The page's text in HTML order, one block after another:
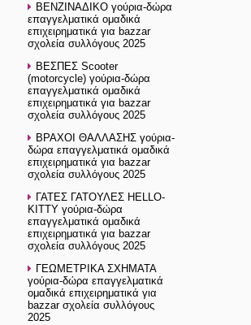
ΒΕΝΖΙΝΑΔΙΚΟ γούρια-δώρα
επαγγελματικά ομαδικά
επιχειρηματικά για bazzar
σχολεία συλλόγους 2025
ΒΕΣΠΕΣ Scooter
(motorcycle) γούρια-δώρα
επαγγελματικά ομαδικά
επιχειρηματικά για bazzar
σχολεία συλλόγους 2025
ΒΡΑΧΟΙ ΘΑΛΛΑΣΗΣ γούρια-
δώρα επαγγελματικά ομαδικά
επιχειρηματικά για bazzar
σχολεία συλλόγους 2025
ΓΑΤΕΣ ΓΑΤΟΥΛΕΣ HELLO-
KITTY γούρια-δώρα
επαγγελματικά ομαδικά
επιχειρηματικά για bazzar
σχολεία συλλόγους 2025
ΓΕΩΜΕΤΡΙΚΑ ΣΧΗΜΑΤΑ
γούρια-δώρα επαγγελματικά
ομαδικά επιχειρηματικά για
bazzar σχολεία συλλόγους
2025